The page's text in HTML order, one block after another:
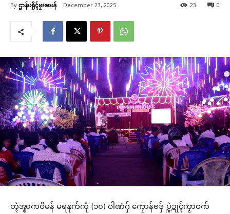
By ဌာန်ပရိုၚ်ဗၠးၜးမန် December 23, 2025 0
23
တ္ၚဲအ္စာကဝိမန် မရနုက်ကဵု (၁၀) ဝါဏံဂှ် ကၠောန်ဗဒှ် ပ္ဍဲဍုၚ်ကၟာဝက်